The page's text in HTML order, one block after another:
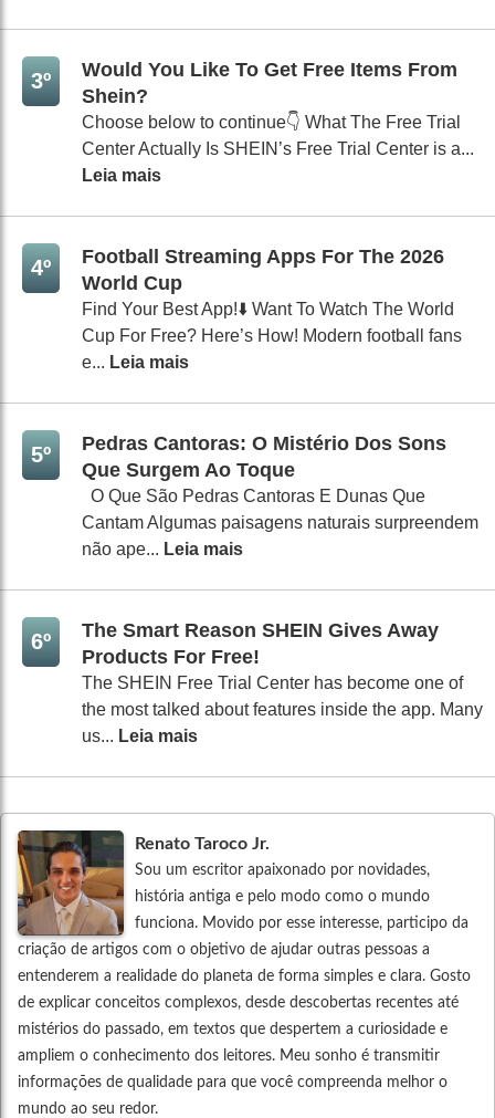
3º
Would You Like To Get Free Items From
Shein?
Choose below to continue👇 What The Free Trial
Center Actually Is SHEIN’s Free Trial Center is a...
Leia mais
4º
Football Streaming Apps For The 2026
World Cup
Find Your Best App!⬇️ Want To Watch The World
Cup For Free? Here’s How! Modern football fans
e... Leia mais
5º
Pedras Cantoras: O Mistério Dos Sons
Que Surgem Ao Toque
O Que São Pedras Cantoras E Dunas Que
Cantam Algumas paisagens naturais surpreendem
não ape... Leia mais
6º
The Smart Reason SHEIN Gives Away
Products For Free!
The SHEIN Free Trial Center has become one of
the most talked about features inside the app. Many
us... Leia mais
Renato Taroco Jr.
Sou um escritor apaixonado por novidades,
história antiga e pelo modo como o mundo
funciona. Movido por esse interesse, participo da
criação de artigos com o objetivo de ajudar outras pessoas a
entenderem a realidade do planeta de forma simples e clara. Gosto
de explicar conceitos complexos, desde descobertas recentes até
mistérios do passado, em textos que despertem a curiosidade e
ampliem o conhecimento dos leitores. Meu sonho é transmitir
informações de qualidade para que você compreenda melhor o
mundo ao seu redor.